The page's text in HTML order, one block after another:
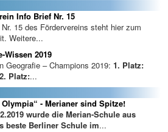
Info Brief Nr. 15
15 des Fördervereins steht hier zum
Weitere...
Wissen 2019
Geografie – Champions 2019: 1. Platz:
2. Platz:...
- Merianer sind Spitze!
wurde die Merian-Schule aus
beste Berliner Schule im...